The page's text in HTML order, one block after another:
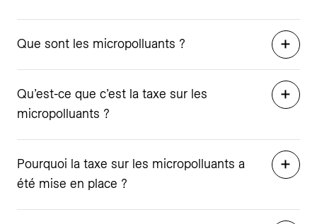
Que sont les micropolluants ?
Qu’est-ce que c’est la taxe sur les
micropolluants ?
Pourquoi la taxe sur les micropolluants a
été mise en place ?